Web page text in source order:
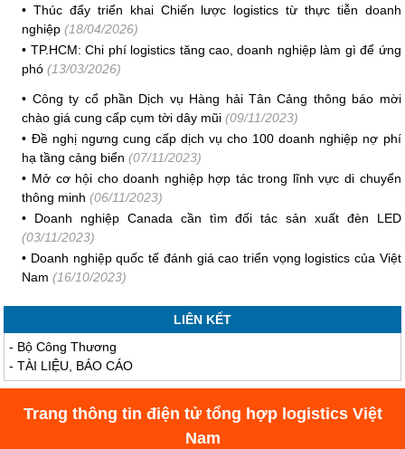
•Thúc đẩy triển khai Chiến lược logistics từ thực tiễn doanh
nghiệp (18/04/2026)
• TP.HCM: Chi phí logistics tăng cao, doanh nghiệp làm gì để ứng
phó (13/03/2026)
• Công ty cổ phần Dịch vụ Hàng hải Tân Cảng thông báo mời
chào giá cung cấp cụm tời dây mũi (09/11/2023)
• Đề nghị ngưng cung cấp dịch vụ cho 100 doanh nghiệp nợ phí
hạ tầng cảng biển (07/11/2023)
• Mở cơ hội cho doanh nghiệp hợp tác trong lĩnh vực di chuyển
thông minh (06/11/2023)
• Doanh nghiệp Canada cần tìm đối tác sản xuất đèn LED
(03/11/2023)
• Doanh nghiệp quốc tế đánh giá cao triển vọng logistics của Việt
Nam (16/10/2023)
LIÊN KẾT
- Bộ Công Thương
-TÀI LIỆU, BÁO CÁO
Trang thông tin điện tử tổng hợp logistics Việt
Nam